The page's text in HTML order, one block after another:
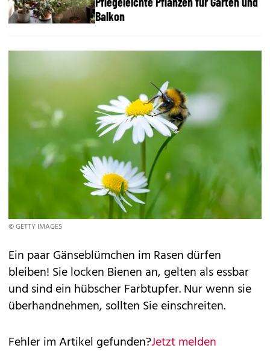
Balkon
© GETTY IMAGES
Ein paar Gänseblümchen im Rasen dürfen
bleiben! Sie locken Bienen an, gelten als essbar
und sind ein hübscher Farbtupfer. Nur wenn sie
überhandnehmen, sollten Sie einschreiten.
Fehler im Artikel gefunden?Jetzt melden